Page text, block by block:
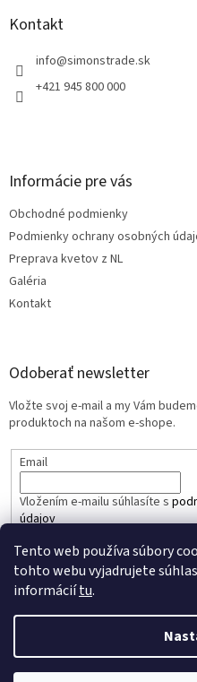
Tento web používa súbory
tohto webu vyjadrujete
informáciítu.
Kontakt
info@simonstrade.sk
+421 945 800 000
Informácie pre vás
Obchodné podmienky
Podmienky ochrany osobných
Preprava kvetov z NL
Galéria
Kontakt
Odoberať newsletter
Vložte svoj e-mail a my Vám
produktoch na našom e-shope.
Email
Vložením e-mailu súhlasíte s
údajov
PRIHLÁSIŤ SA